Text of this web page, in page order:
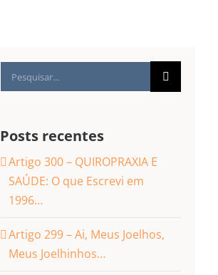
resultados
Posts recentes
Artigo 300 – QUIROPRAXIA E
SAÚDE: O que Escrevi em
1996…
Artigo 299 – Ai, Meus Joelhos,
Meus Joelhinhos…